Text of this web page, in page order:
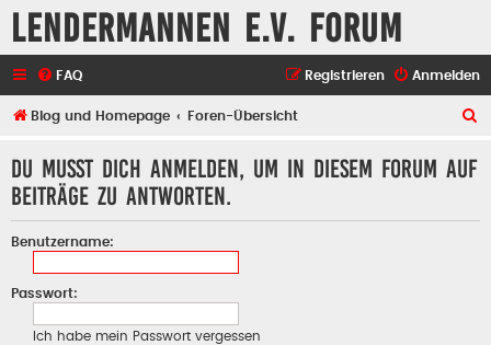
Lendermannen e.V. Forum
FAQ Anmelden
Registrieren
Blog und Homepage Foren-Übersicht
Du musst dich anmelden, um in diesem Forum auf
Beiträge zu antworten.
Benutzername:
Passwort:
Ich habe mein Passwort vergessen